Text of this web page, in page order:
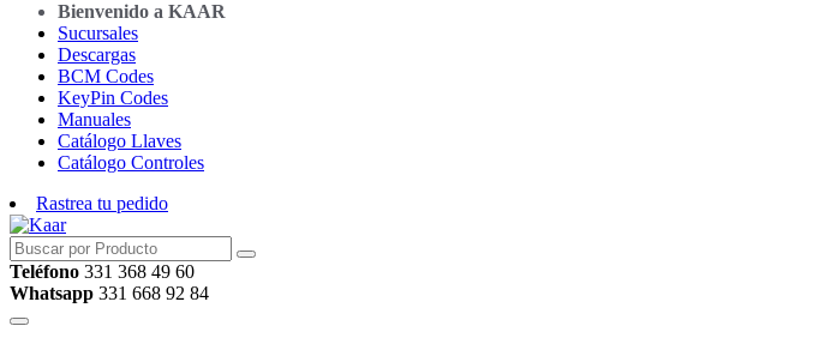
Bienvenido a KAAR
Sucursales
Descargas
BCM Codes
KeyPin Codes
Manuales
Catálogo Llaves
Catálogo Controles
Rastrea tu pedido
Teléfono 331 368 49 60
Whatsapp 331 668 92 84